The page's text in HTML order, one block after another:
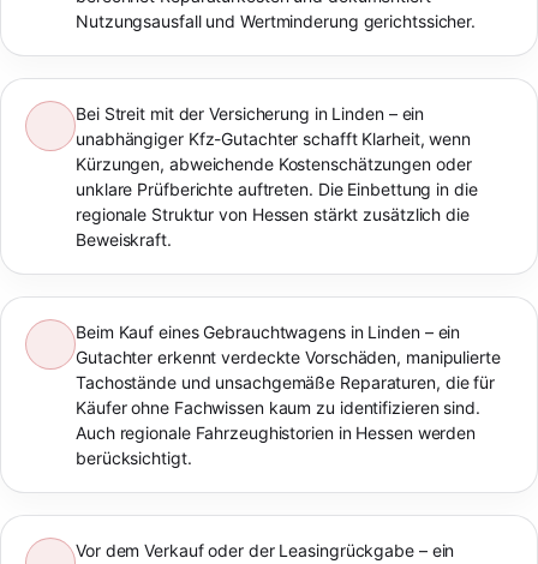
Nutzungsausfall und Wertminderung gerichtssicher.
Bei Streit mit der Versicherung in Linden – ein
unabhängiger Kfz-Gutachter schafft Klarheit, wenn
Kürzungen, abweichende Kostenschätzungen oder
unklare Prüfberichte auftreten. Die Einbettung in die
regionale Struktur von Hessen stärkt zusätzlich die
Beweiskraft.
Beim Kauf eines Gebrauchtwagens in Linden – ein
Gutachter erkennt verdeckte Vorschäden, manipulierte
Tachostände und unsachgemäße Reparaturen, die für
Käufer ohne Fachwissen kaum zu identifizieren sind.
Auch regionale Fahrzeughistorien in Hessen werden
berücksichtigt.
Vor dem Verkauf oder der Leasingrückgabe – ein